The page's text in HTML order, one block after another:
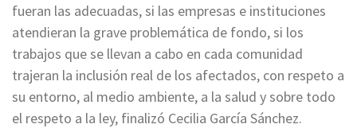
fueran las adecuadas, si las empresas e instituciones
atendieran la grave problemática de fondo, si los
trabajos que se llevan a cabo en cada comunidad
trajeran la inclusión real de los afectados, con respeto a
su entorno, al medio ambiente, a la salud y sobre todo
el respeto a la ley, finalizó Cecilia García Sánchez.